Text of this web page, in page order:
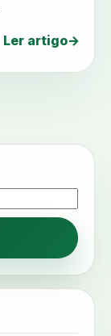
Ler artigo→